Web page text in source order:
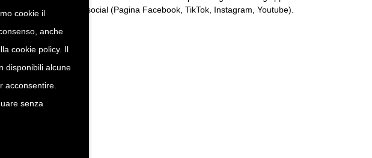
di persone sui vari social (Pagina Facebook, TikTok, Instagram, Youtube).
cookie il
anche
cookie policy. Il
disponibili alcune
acconsentire.
senza